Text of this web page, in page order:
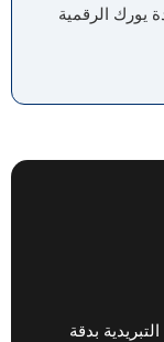
يورك الرقمية
بدقة